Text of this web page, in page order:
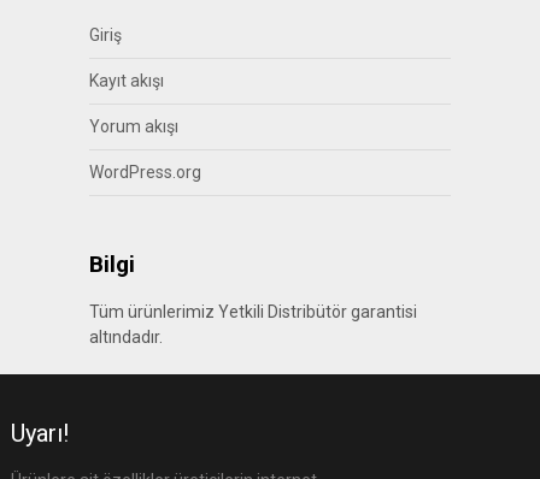
Giriş
Kayıt akışı
Yorum akışı
WordPress.org
Bilgi
Tüm ürünlerimiz Yetkili Distribütör garantisi
altındadır.
Uyarı!